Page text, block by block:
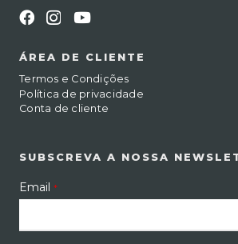
ÁREA DE CLIENTE
Termos e Condições
Política de privacidade
Conta de cliente
SUBSCREVA A NOSSA
Email *